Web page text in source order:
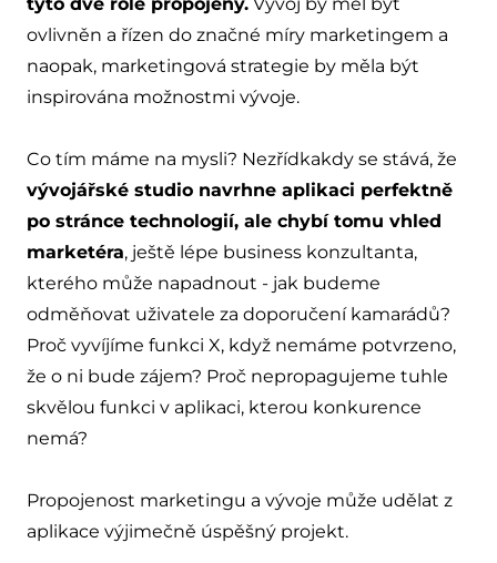
ovlivněn a řízen do značné míry marketingem a
naopak, marketingová strategie by měla být
inspirována možnostmi vývoje.
Co tím máme na mysli? Nezřídkakdy se stává, že
vývojářské studio navrhne aplikaci perfektně
po stránce technologií, ale chybí tomu vhled
marketéra, ještě lépe business konzultanta,
kterého může napadnout - jak budeme
odměňovat uživatele za doporučení kamarádů?
Proč vyvíjíme funkci X, když nemáme potvrzeno,
že o ni bude zájem? Proč nepropagujeme tuhle
skvělou funkci v aplikaci, kterou konkurence
nemá?
Propojenost marketingu a vývoje může udělat z
aplikace výjimečně úspěšný projekt.